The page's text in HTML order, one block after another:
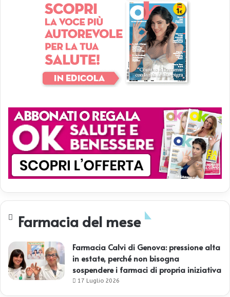
Farmacia del mese
Farmacia Calvi di Genova: pressione alta
in estate, perché non bisogna
sospendere i farmaci di propria iniziativa
17 Luglio 2026